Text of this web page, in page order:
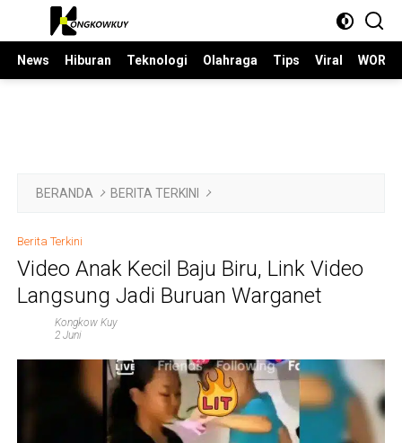
Langsung
News
Hiburan Teknologi Olahraga Tips Viral
BERANDA BERITA TERKINI
Berita Terkini
Video Anak Kecil Baju Biru, Link Video
Langsung Jadi Buruan Warganet
Kongkow Kuy
2 Juni